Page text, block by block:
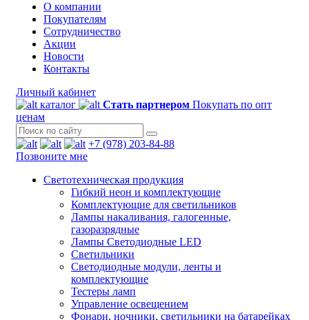
О компании
Покупателям
Сотрудничество
Акции
Новости
Контакты
Личный кабинет
каталог
Стать партнером Покупать по опт
ценам
+7 (978) 203-84-88
Позвоните мне
Светотехническая продукция
Гибкий неон и комплектующие
Комплектующие для светильников
Лампы накаливания, галогенные,
газоразрядные
Лампы Светодиодные LED
Светильники
Светодиодные модули, ленты и
комплектующие
Тестеры ламп
Управление освещением
Фонари, ночники, светильники на батарейках